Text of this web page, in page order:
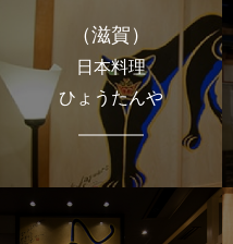
（滋賀）
日本料理
ひょうたんや